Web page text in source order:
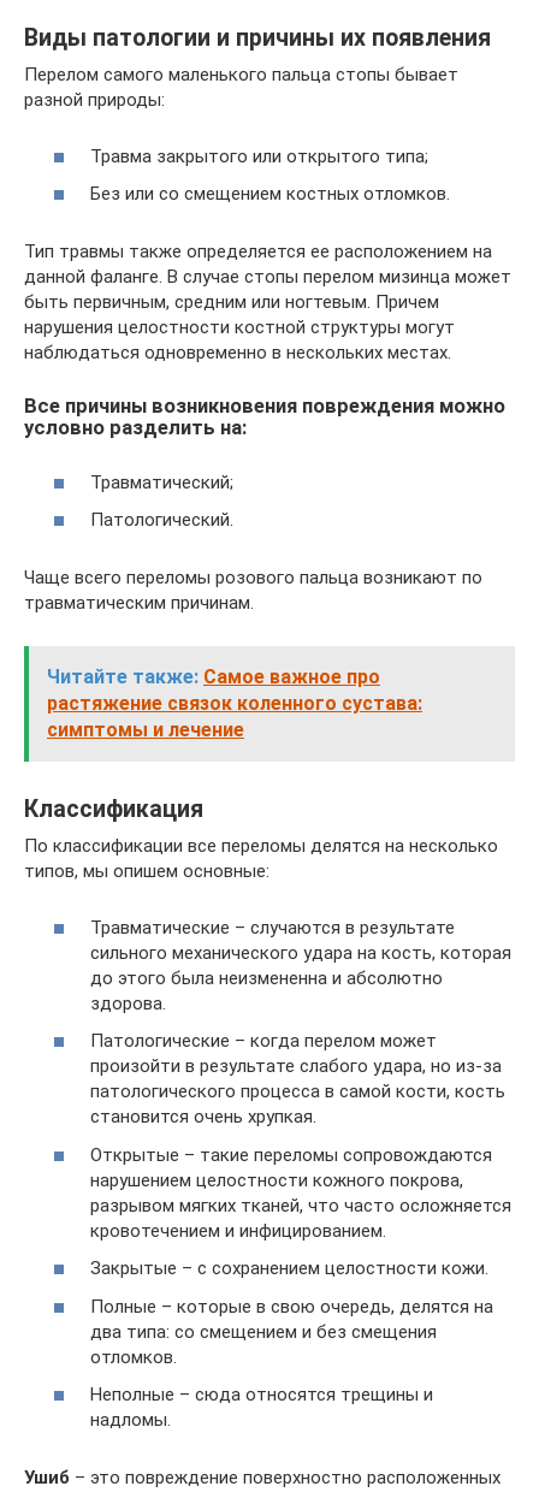
Виды патологии и причины их появления
Перелом самого маленького пальца стопы бывает
разной природы:
Травма закрытого или открытого типа;
Без или со смещением костных отломков.
Тип травмы также определяется ее расположением на
данной фаланге. В случае стопы перелом мизинца может
быть первичным, средним или ногтевым. Причем
нарушения целостности костной структуры могут
наблюдаться одновременно в нескольких местах.
Все причины возникновения повреждения можно
условно разделить на:
Травматический;
Патологический.
Чаще всего переломы розового пальца возникают по
травматическим причинам.
Читайте также: Самое важное про
растяжение связок коленного сустава:
симптомы и лечение
Классификация
По классификации все переломы делятся на несколько
типов, мы опишем основные:
Травматические – случаются в результате
сильного механического удара на кость, которая
до этого была неизмененна и абсолютно
здорова.
Патологические – когда перелом может
произойти в результате слабого удара, но из-за
патологического процесса в самой кости, кость
становится очень хрупкая.
Открытые – такие переломы сопровождаются
нарушением целостности кожного покрова,
разрывом мягких тканей, что часто осложняется
кровотечением и инфицированием.
Закрытые – с сохранением целостности кожи.
Полные – которые в свою очередь, делятся на
два типа: со смещением и без смещения
отломков.
Неполные – сюда относятся трещины и
надломы.
Ушиб – это повреждение поверхностно расположенных